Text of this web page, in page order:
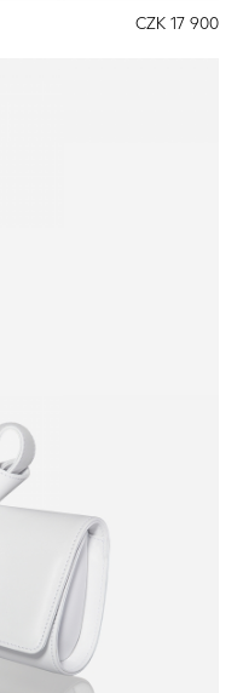
CZK 17 900